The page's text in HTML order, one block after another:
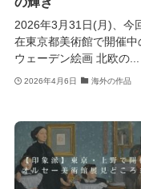
2026年3月31日(月)、今
在東京都美術館で開催中
ウェーデン絵画 北欧の...
2026年4月6日 海外の作品